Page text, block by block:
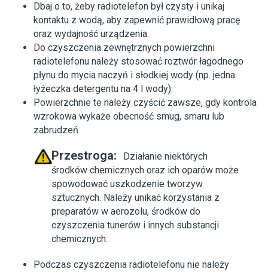
Dbaj o to, żeby radiotelefon był czysty i unikaj
kontaktu z wodą, aby zapewnić prawidłową pracę
oraz wydajność urządzenia.
Do czyszczenia zewnętrznych powierzchni
radiotelefonu należy stosować roztwór łagodnego
płynu do mycia naczyń i słodkiej wody (np. jedna
łyżeczka detergentu na 4 l wody).
Powierzchnie te należy czyścić zawsze, gdy kontrola
wzrokowa wykaże obecność smug, smaru lub
zabrudzeń.
Przestroga:
Działanie niektórych
środków chemicznych oraz ich oparów może
spowodować uszkodzenie tworzyw
sztucznych. Należy unikać korzystania z
preparatów w aerozolu, środków do
czyszczenia tunerów i innych substancji
chemicznych.
Podczas czyszczenia radiotelefonu nie należy